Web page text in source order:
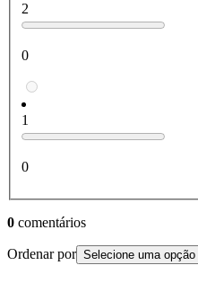
2
0
1
0
0 comentários
Ordenar por Selecione uma opção